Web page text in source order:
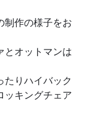
制作の様子をお
とオットマンは
たりハイバック
ッキングチェア